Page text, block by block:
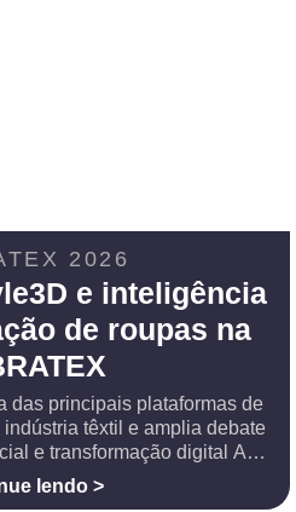
2026
e inteligência
de roupas na
das principais plataformas de
têxtil e amplia debate
e transformação digital A
têxtil estará entre os
lendo >